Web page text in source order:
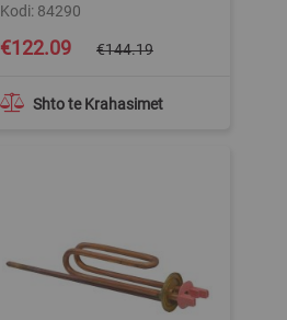
Kodi: 84290
Shto te Krahasimet
Special
Price
€122.09 €144.19